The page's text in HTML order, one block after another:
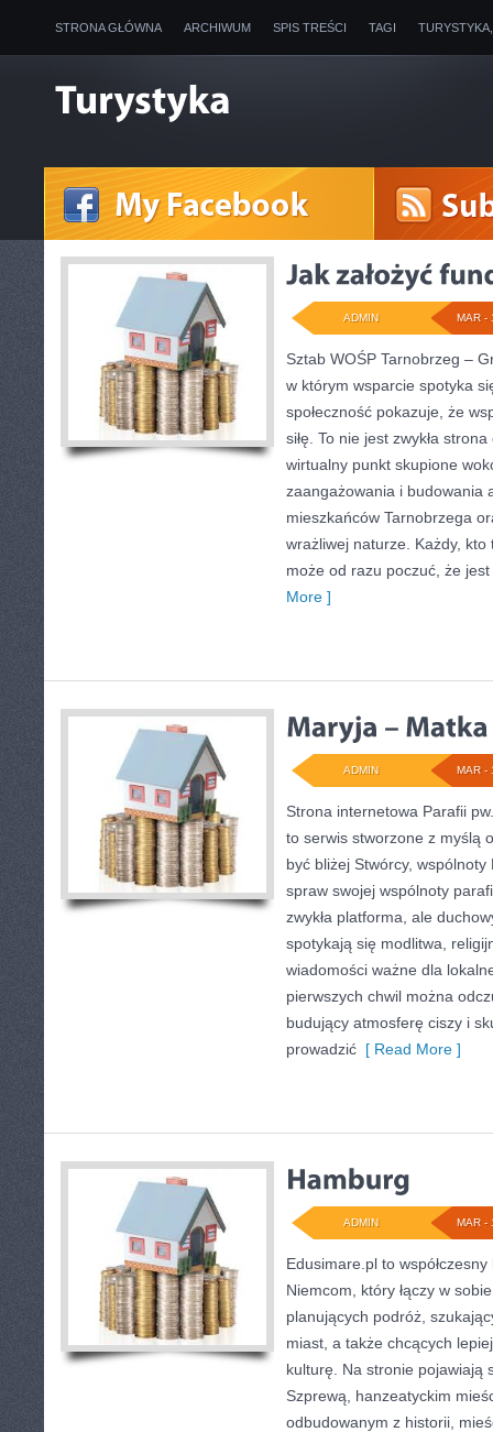
STRONA GŁÓWNA ARCHIWUM SPIS TREŚCI TAGI
MAR -
ADMIN
Sztab WOŚP Tarnobrzeg –
w którym wsparcie spotyka
społeczność pokazuje, że
siłę. To nie jest zwykła
wirtualny punkt skupione
zaangażowania i budowania
mieszkańców Tarnobrzega
wrażliwej naturze. Każdy,
może od razu poczuć, że
More ]
MAR -
ADMIN
Strona internetowa Parafii
to serwis stworzone z myślą
być bliżej Stwórcy, wspólnoty
spraw swojej wspólnoty
zwykła platforma, ale
spotykają się modlitwa,
wiadomości ważne dla
pierwszych chwil można
budujący atmosferę ciszy i
prowadzić [ Read More ]
MAR -
ADMIN
Edusimare.pl to
Niemcom, który łączy w
planujących podróż,
miast, a także chcących
kulturę. Na stronie pojawiają
Szprewą, hanzeatyckim
odbudowanym z historii,